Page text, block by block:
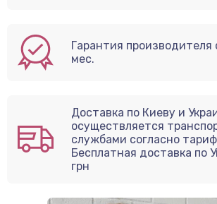
Гарантия производителя
мес.
Доставка по Киеву и
осуществляется
службами согласно
Бесплатная доставка по
грн